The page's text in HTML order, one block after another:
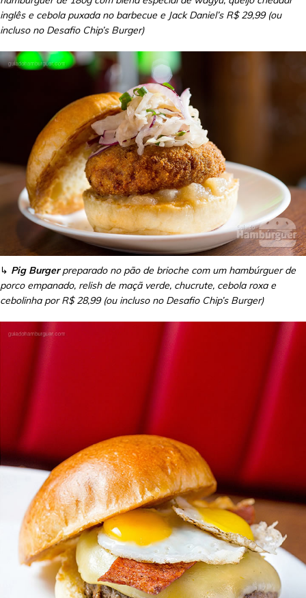
inglês e cebola puxada no barbecue e Jack Daniel’s R$ 29,99 (ou
incluso no Desafio Chip’s Burger)
↳ Pig Burgerpreparado no pão de brioche com um hambúrguer de
porco empanado, relish de maçã verde, chucrute, cebola roxa e
cebolinha por R$ 28,99 (ou incluso no Desafio Chip’s Burger)